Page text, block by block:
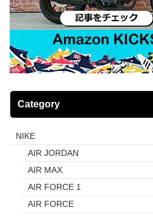
Category
NIKE
AIR JORDAN
AIR MAX
AIR FORCE 1
AIR FORCE